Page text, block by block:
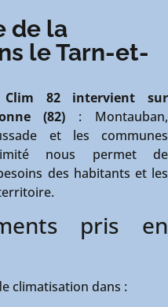
de la
le Tarn-et-
Clim 82 intervient sur
(82) : Montauban,
et les communes
nous permet de
des habitants et les
pris en
climatisation dans :